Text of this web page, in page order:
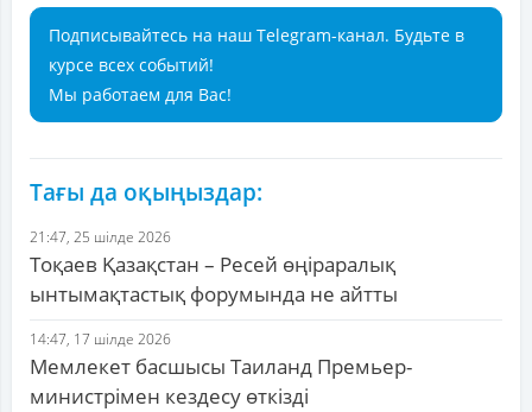
Подписывайтесь на наш Telegram-канал. Будьте в
курсе всех событий!
Мы работаем для Вас!
Тағы да оқыңыздар:
21:47, 25 шілде 2026
Тоқаев Қазақстан – Ресей өңіраралық
ынтымақтастық форумында не айтты
14:47, 17 шілде 2026
Мемлекет басшысы Таиланд Премьер-
министрімен кездесу өткізді